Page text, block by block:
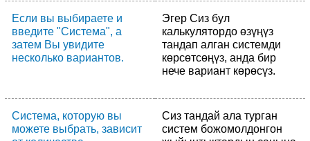
Если вы выбираете и
введите "Система", а
затем Вы увидите
несколько вариантов.
Эгер Сиз бул
калькулятордо өзүңүз
тандап алган системди
көрсөтсөңүз, анда бир
нече вариант көрөсүз.
Система, которую вы
можете выбрать, зависит
Сиз тандай ала турган
систем божомолдонгон